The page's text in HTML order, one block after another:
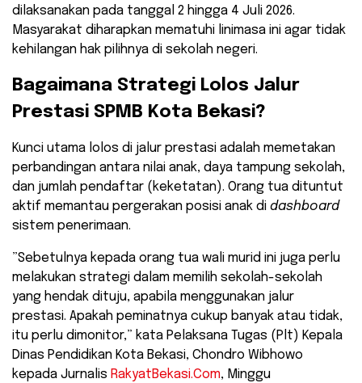
dilaksanakan pada tanggal 2 hingga 4 Juli 2026.
Masyarakat diharapkan mematuhi linimasa ini agar tidak
kehilangan hak pilihnya di sekolah negeri.
​Bagaimana Strategi Lolos Jalur
Prestasi SPMB Kota Bekasi?
​Kunci utama lolos di jalur prestasi adalah memetakan
perbandingan antara nilai anak, daya tampung sekolah,
dan jumlah pendaftar (keketatan). Orang tua dituntut
aktif memantau pergerakan posisi anak di dashboard
sistem penerimaan.
​”Sebetulnya kepada orang tua wali murid ini juga perlu
melakukan strategi dalam memilih sekolah-sekolah
yang hendak dituju, apabila menggunakan jalur
prestasi. Apakah peminatnya cukup banyak atau tidak,
itu perlu dimonitor,” kata Pelaksana Tugas (Plt) Kepala
Dinas Pendidikan Kota Bekasi, Chondro Wibhowo
kepada Jurnalis RakyatBekasi.Com, Minggu